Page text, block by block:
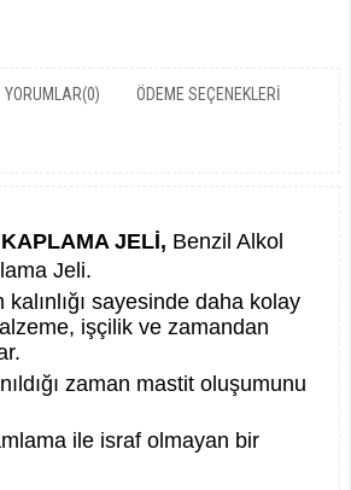
YORUMLAR(0) ÖDEME SEÇENEKLERI
JELİ, Benzil Alkol
Jeli.
sayesinde daha kolay
işçilik ve zamandan
zaman mastit oluşumunu
ile israf olmayan bir